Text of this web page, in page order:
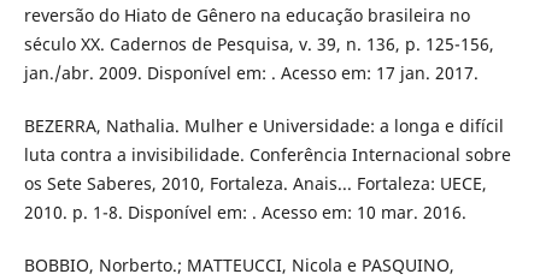
reversão do Hiato de Gênero na educação brasileira no
século XX. Cadernos de Pesquisa, v. 39, n. 136, p. 125-156,
jan./abr. 2009. Disponível em: . Acesso em: 17 jan. 2017.
BEZERRA, Nathalia. Mulher e Universidade: a longa e difícil
luta contra a invisibilidade. Conferência Internacional sobre
os Sete Saberes, 2010, Fortaleza. Anais... Fortaleza: UECE,
2010. p. 1-8. Disponível em: . Acesso em: 10 mar. 2016.
BOBBIO, Norberto.; MATTEUCCI, Nicola e PASQUINO,